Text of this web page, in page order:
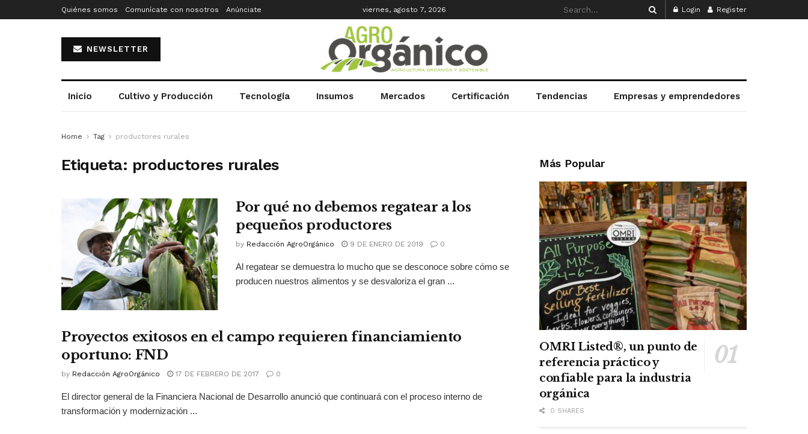
Quiénes somos Comunícate con nosotros Anúnciate viernes, agosto 7, 2026 Login Register
NEWSLETTER
Inicio Cultivo y Producción Tecnología Insumos Mercados Certificación Tendencias Empresas y emprendedores
Home Tag productores rurales
Etiqueta: productores rurales
Por qué no debemos regatear a los
pequeños productores
by Redacción AgroOrgánico 9 DE ENERO DE 2019 0
Al regatear se demuestra lo mucho que se desconoce sobre cómo se
producen nuestros alimentos y se desvaloriza el gran ...
Proyectos exitosos en el campo requieren financiamiento
oportuno: FND
by Redacción AgroOrgánico 17 DE FEBRERO DE 2017 0
El director general de la Financiera Nacional de Desarrollo anunció que continuará con el proceso interno de
transformación y modernización ...
Más Popular
OMRI Listed®, un punto de
referencia práctico y
confiable para la industria
orgánica
0 SHARES